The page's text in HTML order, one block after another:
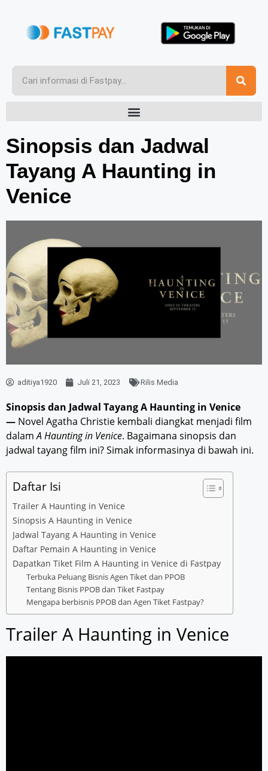
Sinopsis dan Jadwal
Tayang A Haunting in
Venice
aditiya1920 Juli 21, 2023 Rilis Media
Sinopsis dan Jadwal Tayang A Haunting in Venice
— Novel Agatha Christie kembali diangkat menjadi film
dalamA Haunting in Venice. Bagaimana sinopsis dan
jadwal tayang film ini? Simak informasinya di bawah ini.
Daftar Isi
Trailer A Haunting in Venice
Sinopsis A Haunting in Venice
Jadwal Tayang A Haunting in Venice
Daftar Pemain A Haunting in Venice
Dapatkan Tiket Film A Haunting in Venice di Fastpay
Terbuka Peluang Bisnis Agen Tiket dan PPOB
Tentang Bisnis PPOB dan Tiket Fastpay
Mengapa berbisnis PPOB dan Agen Tiket Fastpay?
Trailer A Haunting in Venice